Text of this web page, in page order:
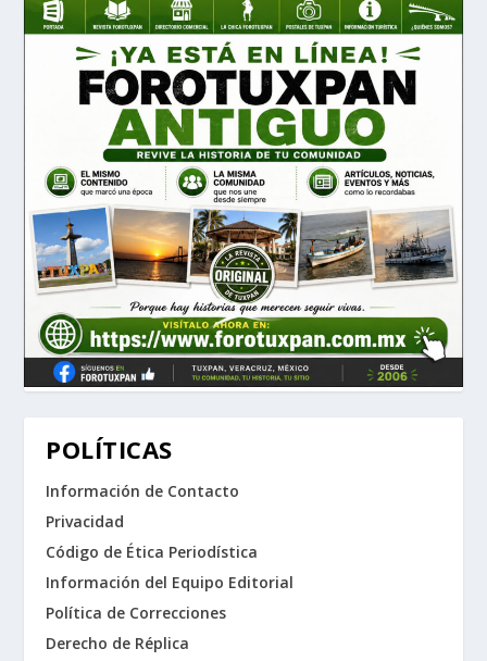
POLÍTICAS
Información de Contacto
Privacidad
Código de Ética Periodística
Información del Equipo Editorial
Política de Correcciones
Derecho de Réplica